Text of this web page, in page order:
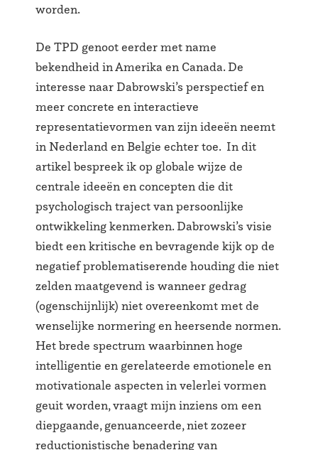
worden.
De TPD genoot eerder met name
bekendheid in Amerika en Canada. De
interesse naar Dabrowski’s perspectief en
meer concrete en interactieve
representatievormen van zijn ideeën neemt
in Nederland en Belgie echter toe. In dit
artikel bespreek ik op globale wijze de
centrale ideeën en concepten die dit
psychologisch traject van persoonlijke
ontwikkeling kenmerken. Dabrowski’s visie
biedt een kritische en bevragende kijk op de
negatief problematiserende houding die niet
zelden maatgevend is wanneer gedrag
(ogenschijnlijk) niet overeenkomt met de
wenselijke normering en heersende normen.
Het brede spectrum waarbinnen hoge
intelligentie en gerelateerde emotionele en
motivationale aspecten in velerlei vormen
geuit worden, vraagt mijn inziens om een
diepgaande, genuanceerde, niet zozeer
reductionistische benadering van